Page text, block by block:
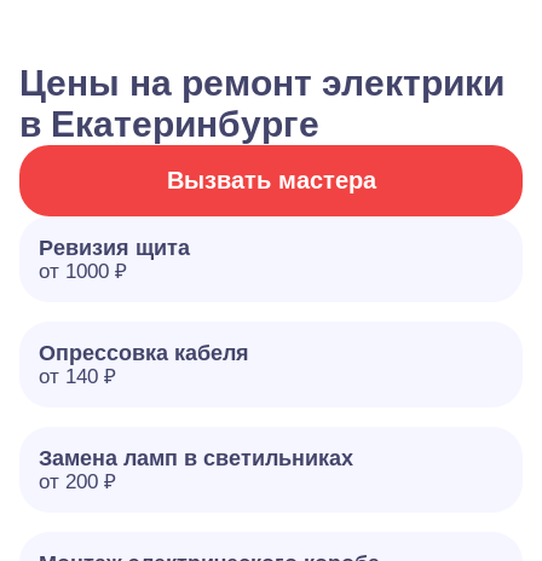
Цены на ремонт электрики
в Екатеринбурге
Вызвать мастера
Ревизия щита
от 1000 ₽
Опрессовка кабеля
от 140 ₽
Замена ламп в светильниках
от 200 ₽